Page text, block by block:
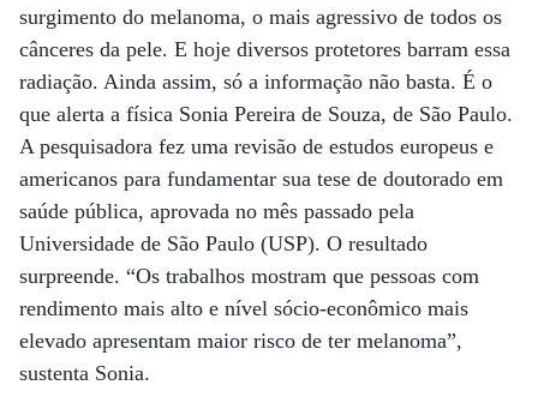
surgimento do melanoma, o mais agressivo de todos os
cânceres da pele. E hoje diversos protetores barram essa
radiação. Ainda assim, só a informação não basta. É o
que alerta a física Sonia Pereira de Souza, de São Paulo.
A pesquisadora fez uma revisão de estudos europeus e
americanos para fundamentar sua tese de doutorado em
saúde pública, aprovada no mês passado pela
Universidade de São Paulo (USP). O resultado
surpreende. “Os trabalhos mostram que pessoas com
rendimento mais alto e nível sócio-econômico mais
elevado apresentam maior risco de ter melanoma”,
sustenta Sonia.